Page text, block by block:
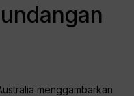
menggambarkan